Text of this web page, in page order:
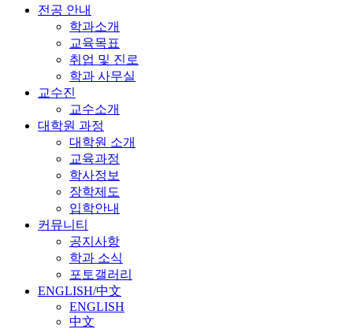
전공 안내
학과소개
교육목표
취업 및 진로
학과 사무실
교수진
교수소개
대학원 과정
대학원 소개
교육과정
학사정보
장학제도
입학안내
커뮤니티
공지사항
학과 소식
포토갤러리
ENGLISH/中文
ENGLISH
中文